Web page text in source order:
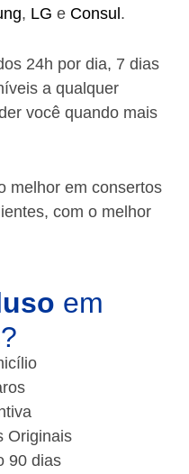
, LG e Consul .
24h por dia, 7 dias
a qualquer
você quando mais
melhor em consertos
com o melhor
em
Originais
90 dias